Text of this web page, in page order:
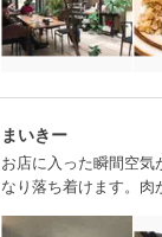
まいきー
お店に入った瞬間空
なり落ち着けます。肉